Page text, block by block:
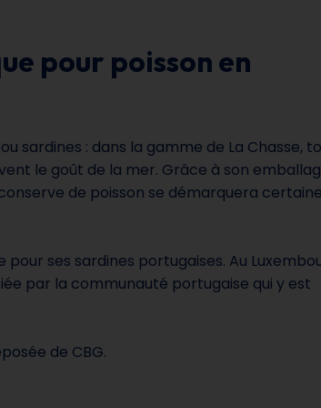
pour poisson en
sardines : dans la gamme de La Chasse,
le goût de la mer. Grâce à son
de poisson se démarquera
ses sardines portugaises. Au
par la communauté portugaise qui y est
de CBG.